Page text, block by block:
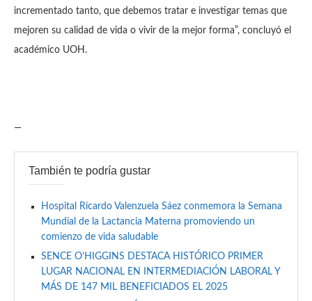
incrementado tanto, que debemos tratar e investigar temas que
mejoren su calidad de vida o vivir de la mejor forma”, concluyó el
académico UOH.
—
También te podría gustar
Hospital Ricardo Valenzuela Sáez conmemora la Semana
Mundial de la Lactancia Materna promoviendo un
comienzo de vida saludable
SENCE O’HIGGINS DESTACA HISTÓRICO PRIMER
LUGAR NACIONAL EN INTERMEDIACIÓN LABORAL Y
MÁS DE 147 MIL BENEFICIADOS EL 2025